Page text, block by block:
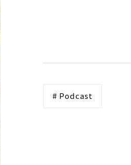
# Podcast